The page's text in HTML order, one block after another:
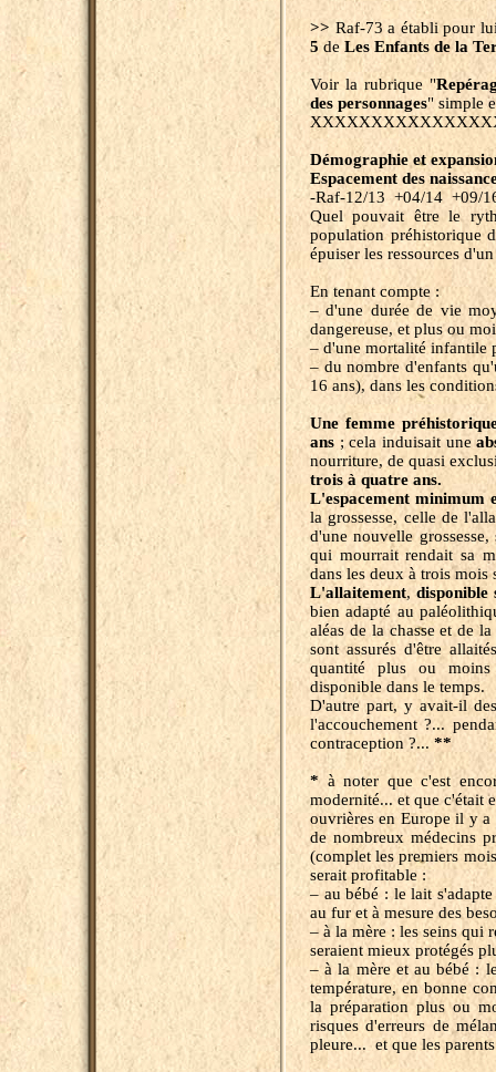
>> Raf-73 a établi pour
5 de Les Enfants de la
Voir la rubrique "
des personnages" simple
Démographie et
Espacement des
-Raf-12/13 +04/14 +09/
Quel pouvait être le
population préhistorique
épuiser les ressources
En tenant compte :
– d'une durée de vie
dangereuse, et plus ou
– d'une mortalité infantile
– du nombre d'enfants
16 ans), dans les
Une femme
ans ; cela induisait une
nourriture, de quasi
trois à quatre ans.
L'espacement minimum
la grossesse, celle de
d'une nouvelle
qui mourrait rendait sa
dans les deux à trois mois
L'allaitement, disponible
bien adapté au
aléas de la chasse et de
sont assurés d'être
quantité plus ou
disponible dans le
D'autre part, y avait-il
l'accouchement ?...
contraception ?... **
*à noter que c'est
modernité... et que c'était
ouvrières en Europe il y
de nombreux médecins
(complet les premiers
serait profitable :
– au bébé : le lait
au fur et à mesure des
– à la mère : les seins qui
seraient mieux protégés
– à la mère et au bébé :
température, en bonne
la préparation plus ou
risques d'erreurs de
pleure... et que les